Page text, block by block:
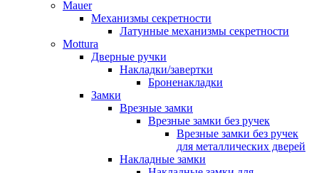
Mauer
Механизмы секретности
Латунные механизмы секретности
Mottura
Дверные ручки
Накладки/завертки
Броненакладки
Замки
Врезные замки
Врезные замки без ручек
Врезные замки без ручек
для металлических дверей
Накладные замки